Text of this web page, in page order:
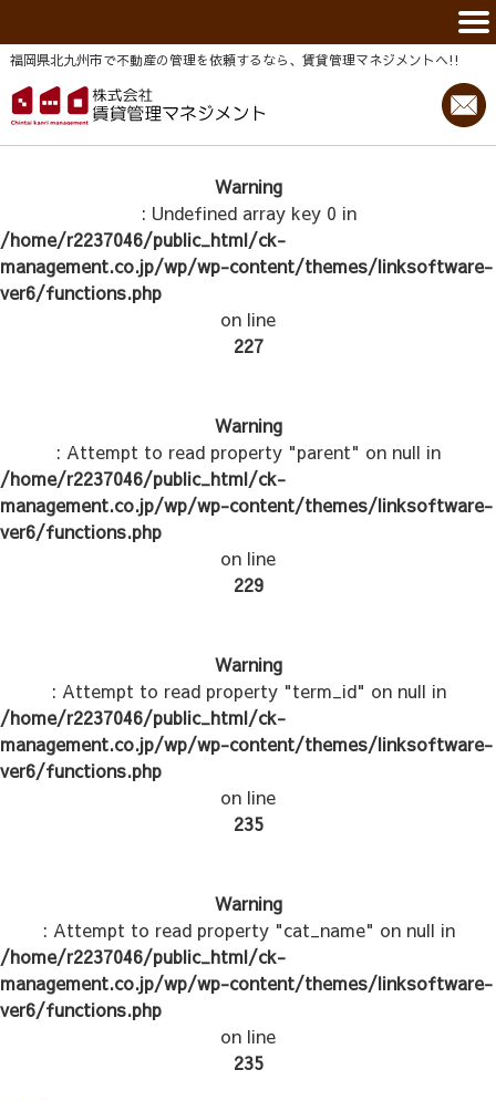
福岡県北九州市で不動産の管理を依頼するなら、賃貸管理マネジメントヘ!!
Warning
: Undefined array key 0 in
/home/r2237046/public_html/ck-
management.co.jp/wp/wp-content/themes/linksoftware-
ver6/functions.php
on line
227
Warning
: Attempt to read property "parent" on null in
/home/r2237046/public_html/ck-
management.co.jp/wp/wp-content/themes/linksoftware-
ver6/functions.php
on line
229
Warning
: Attempt to read property "term_id" on null in
/home/r2237046/public_html/ck-
management.co.jp/wp/wp-content/themes/linksoftware-
ver6/functions.php
on line
235
Warning
: Attempt to read property "cat_name" on null in
/home/r2237046/public_html/ck-
management.co.jp/wp/wp-content/themes/linksoftware-
ver6/functions.php
on line
235